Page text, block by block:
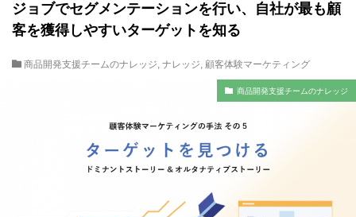
ジョブでセグメンテーションを行い、自社が最も顧
客を獲得しやすいターゲットを知る
商品開発支援チームのナレッジ, ナレッジ, 顧客体験マーケティング
商品開発支援チームのナレッジ